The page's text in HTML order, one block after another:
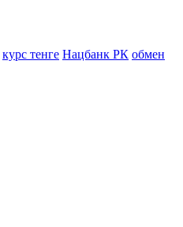
курс тенге Нацбанк РК обмен